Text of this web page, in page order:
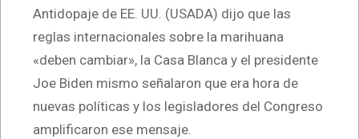
Antidopaje de EE. UU. (USADA) dijo que las
reglas internacionales sobre la marihuana
«deben cambiar», la Casa Blanca y el presidente
Joe Biden mismo señalaron que era hora de
nuevas políticas y los legisladores del Congreso
amplificaron ese mensaje.